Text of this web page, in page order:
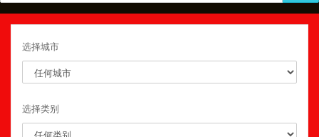
选择城市
选择类别